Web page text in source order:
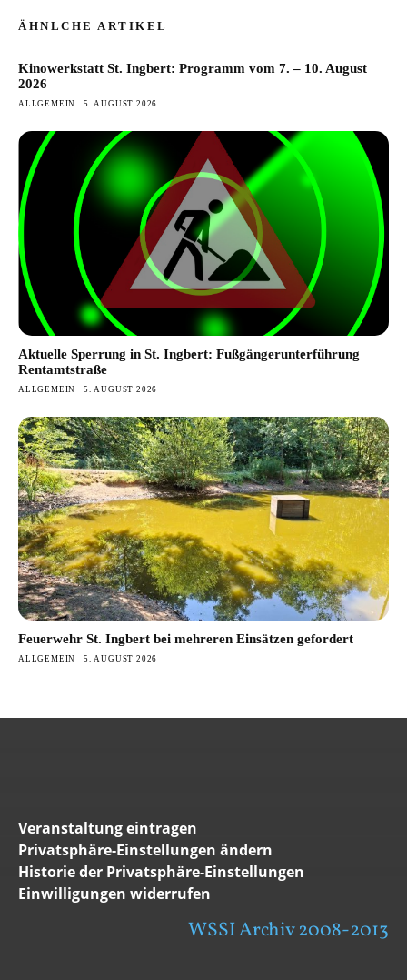
ÄHNLCHE ARTIKEL
Kinowerkstatt St. Ingbert: Programm vom 7. – 10. August
2026
ALLGEMEIN 5. AUGUST 2026
Aktuelle Sperrung in St. Ingbert: Fußgängerunterführung
Rentamtstraße
ALLGEMEIN 5. AUGUST 2026
Feuerwehr St. Ingbert bei mehreren Einsätzen gefordert
ALLGEMEIN 5. AUGUST 2026
Veranstaltung eintragen
Privatsphäre-Einstellungen ändern
Historie der Privatsphäre-Einstellungen
Einwilligungen widerrufen
WSSI Archiv 2008-2013